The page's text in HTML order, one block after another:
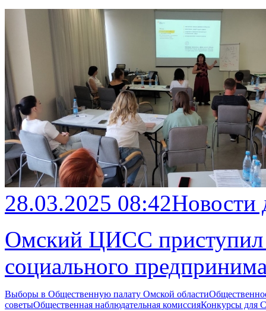
28.03.2025 08:42
Омский ЦИСС приступил
социального
Выборы в Общественную палату Омской области
советыОбщественная наблюдательная комиссияКонкурсы